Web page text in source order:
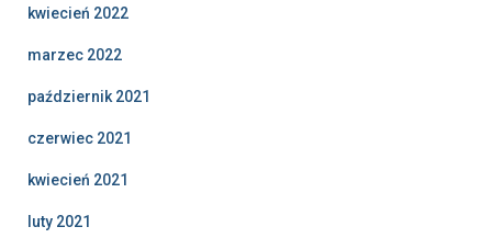
kwiecień 2022
marzec 2022
październik 2021
czerwiec 2021
kwiecień 2021
luty 2021